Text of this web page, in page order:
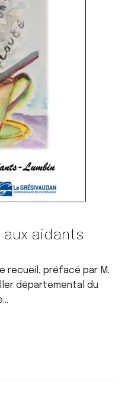
aidants
recueil, préfacé par M.
départemental du